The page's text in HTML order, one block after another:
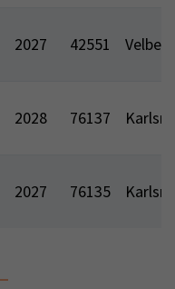
2027 42551 Velbert
2028 76137
2027 76135